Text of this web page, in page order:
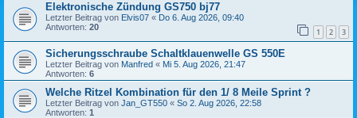
Elektronische Zündung GS750 bj77
Letzter Beitrag von Elvis07 « Do 6. Aug 2026, 09:40
Antworten: 20 1 2 3
Sicherungsschraube Schaltklauenwelle GS 550E
Letzter Beitrag von Manfred « Mi 5. Aug 2026, 21:47
Antworten: 6
Welche Ritzel Kombination für den 1/ 8 Meile Sprint ?
Letzter Beitrag von Jan_GT550 « So 2. Aug 2026, 22:58
Antworten: 1